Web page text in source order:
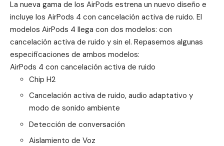
La nueva gama de los AirPods estrena un nuevo diseño e
incluye los AirPods 4 con cancelación activa de ruido. El
modelos AirPods 4 llega con dos modelos: con
cancelación activa de ruido y sin el. Repasemos algunas
especificaciones de ambos modelos:
AirPods 4 con cancelación activa de ruido
Chip H2
Cancelación activa de ruido, audio adaptativo y
modo de sonido ambiente
Detección de conversación
Aislamiento de Voz